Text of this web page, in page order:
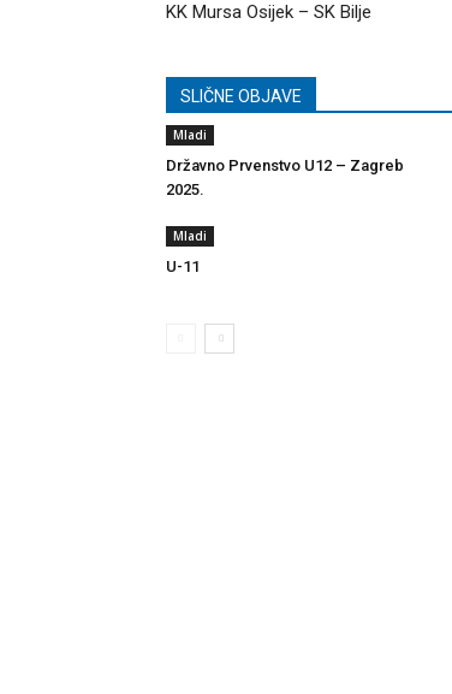
KK Mursa Osijek – SK Bilje
SLIČNE OBJAVE
Mladi
Državno Prvenstvo U12 – Zagreb
2025.
Mladi
U-11